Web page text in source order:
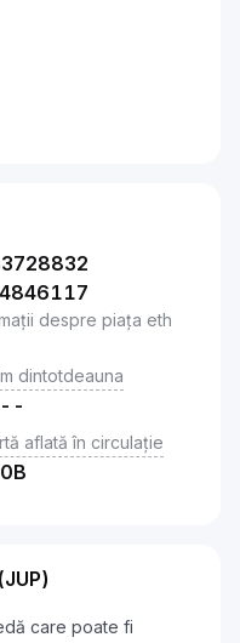
despre piața eth
dintotdeauna
--
aflată în circulație
care poate fi